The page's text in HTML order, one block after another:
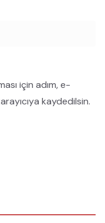
için adım, e-
kaydedilsin.